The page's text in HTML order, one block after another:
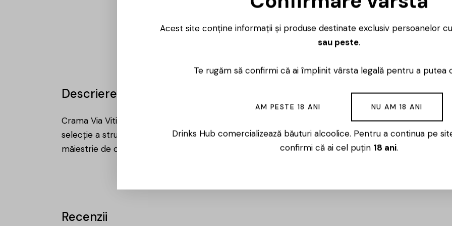
Ai întrebări?
Descriere
Crama Via Viticola se află în cea mai veche podgorie a Dobrogei, lângă dealurile Saricii și ale
selecţie a strugurilor, introducerea lor în cramă și metodele tradiționale au fost păstrate, noile
măiestrie de oenologii noștri pentru a accentua amprenta specifică zonei Sarica Niculiţel.
Recenzii
Acest site conține informații și produse destinate exclusiv persoanelor
sau peste.
Te rugăm să confirmi că ai împlinit vârsta legală pentru a putea
AM PESTE 18 ANI NU AM 18 ANI
Drinks Hub comercializează băuturi alcoolice. Pentru a continua pe
confirmi că ai cel puțin 18 ani.